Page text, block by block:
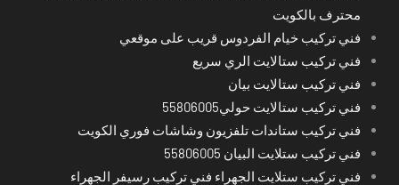
محترف بالكويت
فني تركيب خيام الفردوس قريب على موقعي
فني تركيب ستالايت الري سريع
فني تركيب ستالايت بيان
فني تركيب ستالايت حولي55806005
فني تركيب ستاندات تلفزيون وشاشات فوري الكويت
فني تركيب ستلايت البيان 55806005
فني تركيب ستلايت الجهراء فني تركيب رسيفر الجهراء